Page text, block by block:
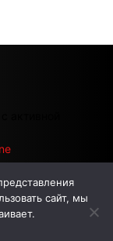
НА САЙТЕ
сайт, мы